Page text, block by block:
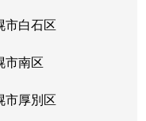
市白石区
市南区
市厚別区